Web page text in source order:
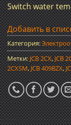
Switch water
Добавить в
Категория:
Метки:JCB 2CX,JCB
2CXSM,JCB 409BZX,